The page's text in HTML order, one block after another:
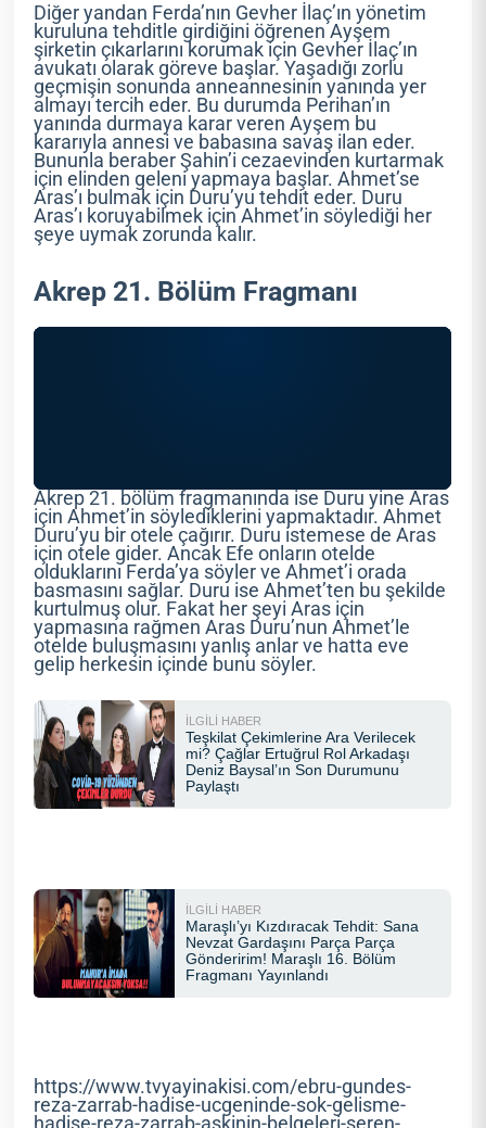
Diğer yandan Ferda’nın Gevher İlaç’ın yönetim
kuruluna tehditle girdiğini öğrenen Ayşem
şirketin çıkarlarını korumak için Gevher İlaç’ın
avukatı olarak göreve başlar. Yaşadığı zorlu
geçmişin sonunda anneannesinin yanında yer
almayı tercih eder. Bu durumda Perihan’ın
yanında durmaya karar veren Ayşem bu
kararıyla annesi ve babasına savaş ilan eder.
Bununla beraber Şahin’i cezaevinden kurtarmak
için elinden geleni yapmaya başlar. Ahmet’se
Aras’ı bulmak için Duru’yu tehdit eder. Duru
Aras’ı koruyabilmek için Ahmet’in söylediği her
şeye uymak zorunda kalır.
Akrep 21. Bölüm Fragmanı
Akrep 21. bölüm fragmanında ise Duru yine Aras
için Ahmet’in söylediklerini yapmaktadır. Ahmet
Duru’yu bir otele çağırır. Duru istemese de Aras
için otele gider. Ancak Efe onların otelde
olduklarını Ferda’ya söyler ve Ahmet’i orada
basmasını sağlar. Duru ise Ahmet’ten bu şekilde
kurtulmuş olur. Fakat her şeyi Aras için
yapmasına rağmen Aras Duru’nun Ahmet’le
otelde buluşmasını yanlış anlar ve hatta eve
gelip herkesin içinde bunu söyler.
https://www.tvyayinakisi.com/ebru-gundes-
reza-zarrab-hadise-ucgeninde-sok-gelisme-
hadise-reza-zarrab-askinin-belgeleri-seren-